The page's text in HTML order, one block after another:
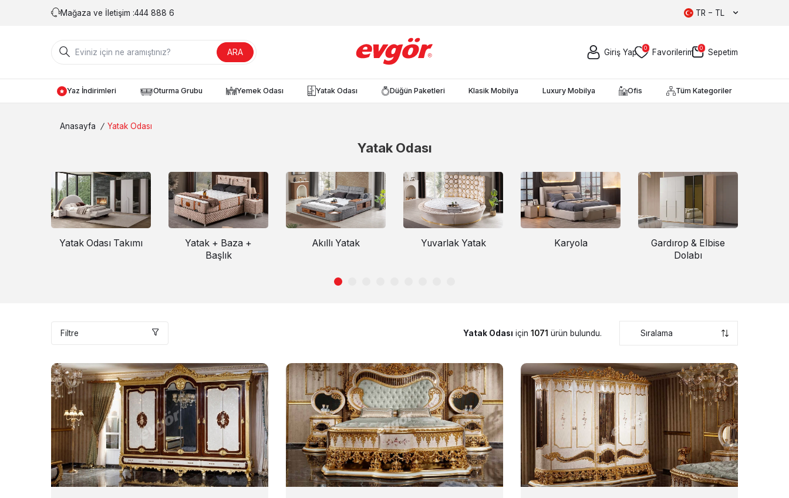
Mağaza ve İletişim :444 888 6 TR − TL
ARA Giriş Yap 0 Favorilerim 0 Sepetim
Yaz İndirimleri Oturma Grubu Yemek Odası Yatak Odası Düğün Paketleri Klasik Mobilya Luxury Mobilya Ofis Tüm Kategoriler
Anasayfa / Yatak Odası
Yatak Odası
Yatak Odası Takımı
Yatak + Baza +
Başlık
Akıllı Yatak Yuvarlak Yatak Karyola
Gardırop & Elbise
Dolabı
Filtre Yatak Odası için 1071 ürün bulundu.